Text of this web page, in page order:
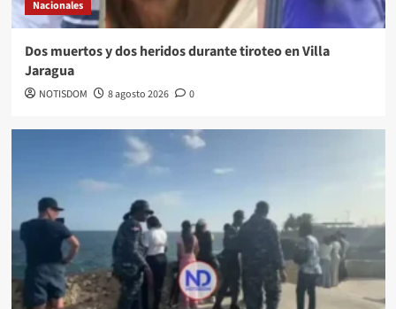
Nacionales
Dos muertos y dos heridos durante tiroteo en Villa
Jaragua
NOTISDOM 8 agosto 2026 0